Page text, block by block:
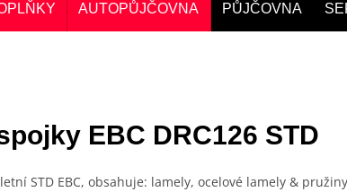
AUTOPŮJČOVNA PŮJČOVNA
EBC DRC126 STD
STD EBC, obsahuje: lamely, ocelové lamely & pružiny